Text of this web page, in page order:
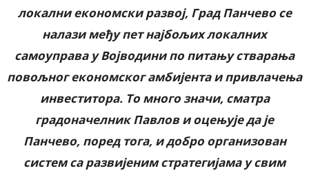
локални економски развој, Град Панчево се
налази међу пет најбољих локалних
самоуправа у Војводини по питању стварања
повољног економског амбијента и привлачења
инвеститора. То много значи, сматра
градоначелник Павлов и оцењује да је
Панчево, поред тога, и добро организован
систем са развијеним стратегијама у свим